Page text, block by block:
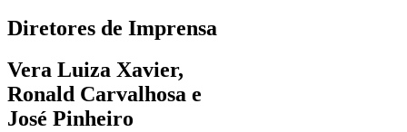
Diretores de Imprensa
Vera Luiza Xavier,
Ronald Carvalhosa e
José Pinheiro